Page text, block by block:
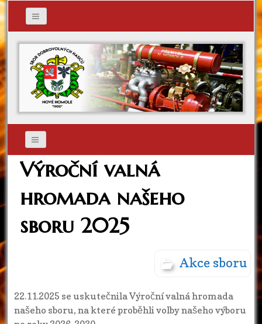
Výroční valná
hromada našeho
sboru 2025
Akce sboru
22.11.2025 se uskutečnila Výroční valná hromada
našeho sboru, na které proběhli volby našeho výboru